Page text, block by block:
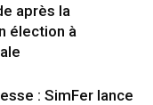
après la
élection à
: SimFer lance